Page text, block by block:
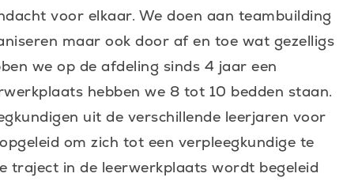
voor elkaar. We doen aan teambuilding
maar ook door af en toe wat gezelligs
we op de afdeling sinds 4 jaar een
hebben we 8 tot 10 bedden staan.
uit de verschillende leerjaren voor
om zich tot een verpleegkundige te
traject in de leerwerkplaats wordt begeleid